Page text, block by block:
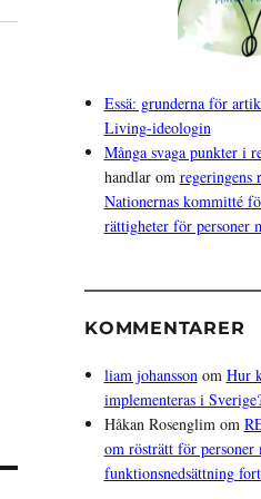
Essä: grunderna för
Living-ideologin
Många svaga punkter i
handlar om regeringens
Nationernas kommitté
rättigheter för personer
KOMMENTARER
liam johanssonom Hur
implementeras i
Håkan Rosenglimom
om rösträtt för personer
funktionsnedsättning